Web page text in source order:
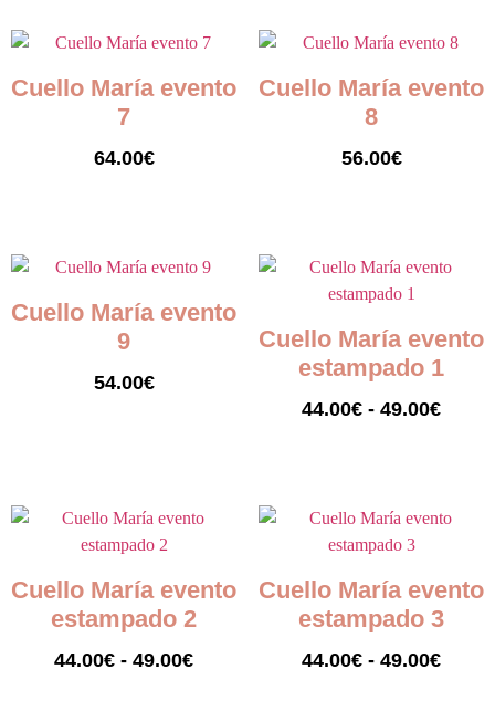
Cuello María evento
7
64.00€
Cuello María evento
8
56.00€
Cuello María evento
9
54.00€
Cuello María evento
estampado 1
44.00€ - 49.00€
Cuello María evento
estampado 2
44.00€ - 49.00€
Cuello María evento
estampado 3
44.00€ - 49.00€